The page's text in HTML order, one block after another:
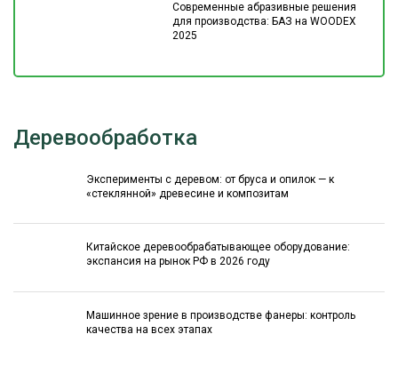
Современные абразивные решения
для производства: БАЗ на WOODEX
2025
Деревообработка
Эксперименты с деревом: от бруса и опилок — к
«стеклянной» древесине и композитам
Китайское деревообрабатывающее оборудование:
экспансия на рынок РФ в 2026 году
Машинное зрение в производстве фанеры: контроль
качества на всех этапах